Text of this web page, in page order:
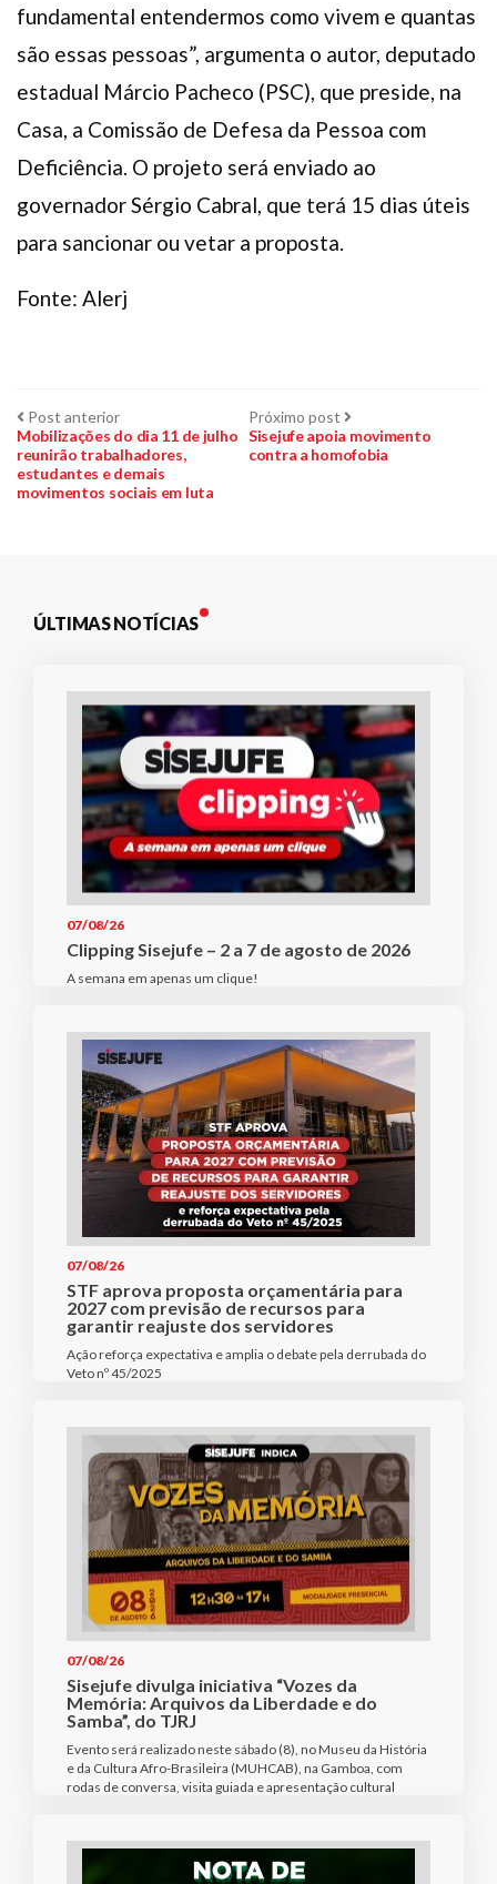
fundamental entendermos como vivem e quantas
são essas pessoas”, argumenta o autor, deputado
estadual Márcio Pacheco (PSC), que preside, na
Casa, a Comissão de Defesa da Pessoa com
Deficiência. O projeto será enviado ao
governador Sérgio Cabral, que terá 15 dias úteis
para sancionar ou vetar a proposta.
Fonte: Alerj
Navegação
de
Post
Post anteriorPost
anterior:
Mobilizações do dia 11 de julho
reunirão trabalhadores,
estudantes e demais
movimentos sociais em luta
Próximo post Próximo
post:
Sisejufe apoia movimento
contra a homofobia
ÚLTIMAS NOTÍCIAS
07/08/26
Clipping Sisejufe – 2 a 7 de agosto de 2026
A semana em apenas um clique!
07/08/26
STF aprova proposta orçamentária para
2027 com previsão de recursos para
garantir reajuste dos servidores
Ação reforça expectativa e amplia o debate pela derrubada do
Veto nº 45/2025
07/08/26
Sisejufe divulga iniciativa “Vozes da
Memória: Arquivos da Liberdade e do
Samba”, do TJRJ
Evento será realizado neste sábado (8), no Museu da História
e da Cultura Afro-Brasileira (MUHCAB), na Gamboa, com
rodas de conversa, visita guiada e apresentação cultural